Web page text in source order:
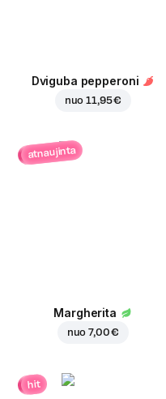
Dviguba pepperoni
nuo11,95 €
atnaujinta
Margherita
nuo7,00 €
hit